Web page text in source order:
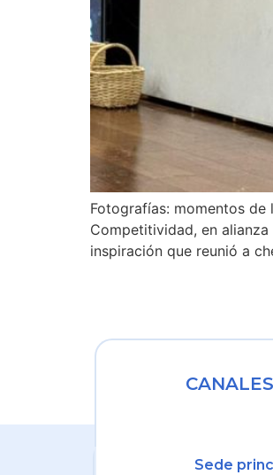
Fotografías: momentos de
Competitividad, en
inspiración que reunió a
Sede